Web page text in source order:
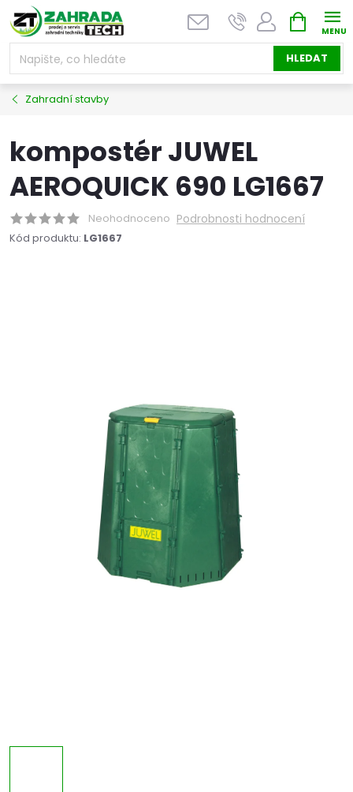
Přejít
na
obsah
HLEDAT
NÁKUPNÍ
KOŠÍK
Zahradní stavby
kompostér JUWEL
AEROQUICK 690 LG1667
Neohodnoceno Podrobnosti hodnocení
Kód produktu: LG1667